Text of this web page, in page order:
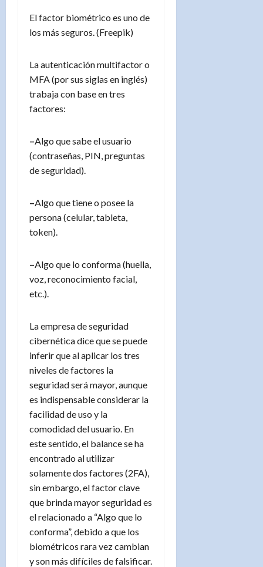
El factor biométrico es uno de
los más seguros. (Freepik)
La autenticación multifactor o
MFA (por sus siglas en inglés)
trabaja con base en tres
factores:
–Algo que sabe el usuario
(contraseñas, PIN, preguntas
de seguridad).
–Algo que tiene o posee la
persona (celular, tableta,
token).
–Algo que lo conforma (huella,
voz, reconocimiento facial,
etc.).
La empresa de seguridad
cibernética dice que se puede
inferir que al aplicar los tres
niveles de factores la
seguridad será mayor, aunque
es indispensable considerar la
facilidad de uso y la
comodidad del usuario. En
este sentido, el balance se ha
encontrado al utilizar
solamente dos factores (2FA),
sin embargo, el factor clave
que brinda mayor seguridad es
el relacionado a “Algo que lo
conforma”, debido a que los
biométricos rara vez cambian
y son más difíciles de falsificar.